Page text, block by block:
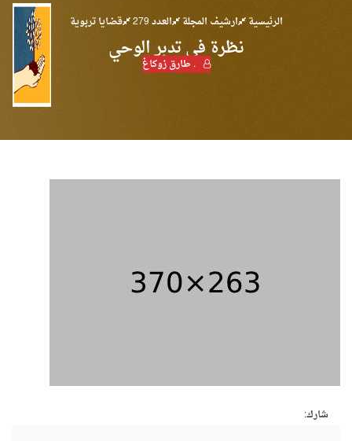
الرئيسية ارشيف المجلة العدد 279 قضايا تربوية
نظرة في تدبر الوحي
. طارق زوكاغ
شارك: